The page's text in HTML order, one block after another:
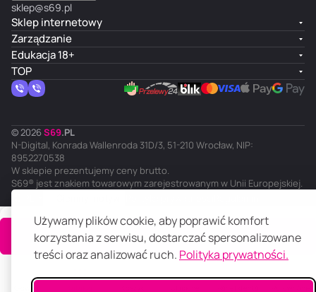
Używamy plików cookie, aby poprawić komfort
korzystania z serwisu, dostarczać spersonalizowane
treści oraz analizować ruch. Polityka prywatności.
Do koszyka
sklep@s69.pl
Sklep internetowy
Zarządzanie
Edukacja 18+
TOP
© 2026 S69.PL
N-Digital, Konrada Wallenroda 31D/3, 51-210 Wrocław, NIP:
8952270538
W sklepie prezentujemy ceny brutto.
S69® jest znakiem towarowym zarejestrowanym w Unii Europejskiej.